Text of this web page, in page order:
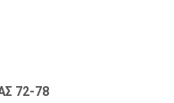
72-78